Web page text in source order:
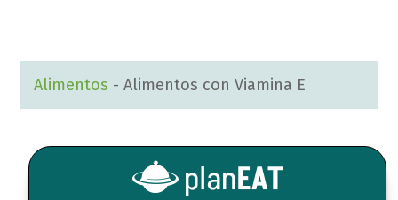
Alimentos -Alimentos con Viamina E